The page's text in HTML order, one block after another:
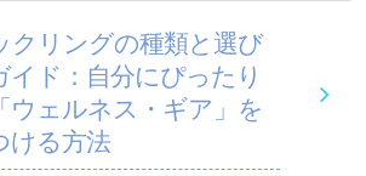
クリングの種類と選び
イド：自分にぴったり
ウェルネス・ギア」を
ける方法